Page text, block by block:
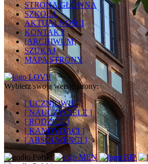
STRONA GŁÓWNA
SZKOŁA
AKTUALNOŚCI
KONTAKT
[ARCHIWUM]
SZUKAJ
MAPA STRONY
Wybierz swoją wersję strony:
[ UCZNIOWIE ]
[ NAUCZYCIELE ]
[ RODZICE ]
[ KANDYDACI ]
[ ABSOLWENCI ]